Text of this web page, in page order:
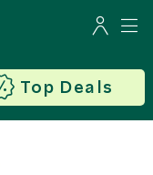
Top Deals